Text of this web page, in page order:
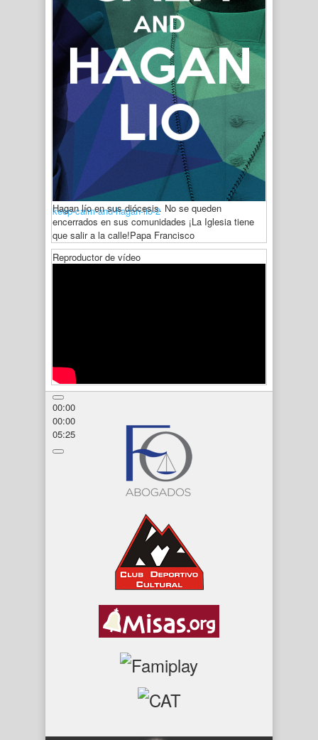
keep-calm-and-hagan-lio-2
Hagan lío en sus diócesis. No se queden
encerrados en sus comunidades ¡La Iglesia tiene
que salir a la calle!Papa Francisco
Reproductor de vídeo
00:00
00:00
05:25